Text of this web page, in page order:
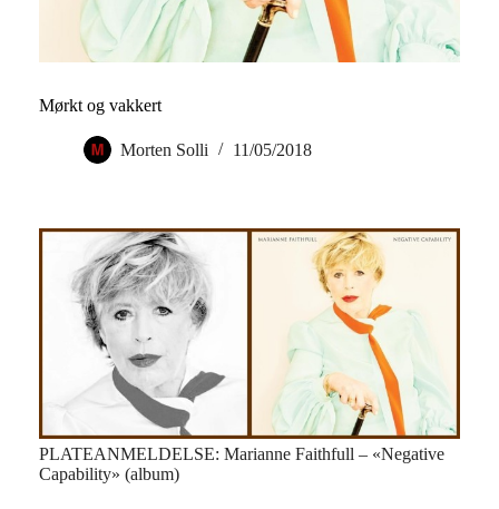
Mørkt og vakkert
Morten Solli 11/05/2018
PLATEANMELDELSE: Marianne Faithfull – «Negative
Capability» (album)